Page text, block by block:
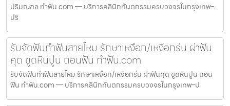
ปริมณฑล ทำฟัน.com — บริการคลินิกทันตกรรมครบวงจรในกรุงเทพ–
ปริ
รับจัดฟันทำฟันสายไหม รักษาเหงือก/เหงือกร่น ผ่าฟัน
คุด ขูดหินปูน ถอนฟัน ทำฟัน.com
รับจัดฟันทำฟันสายไหม รักษาเหงือก/เหงือกร่น ผ่าฟันคุด ขูดหินปูน ถอน
ฟัน ทำฟัน.com — บริการคลินิกทันตกรรมครบวงจรในกรุงเทพ–ป